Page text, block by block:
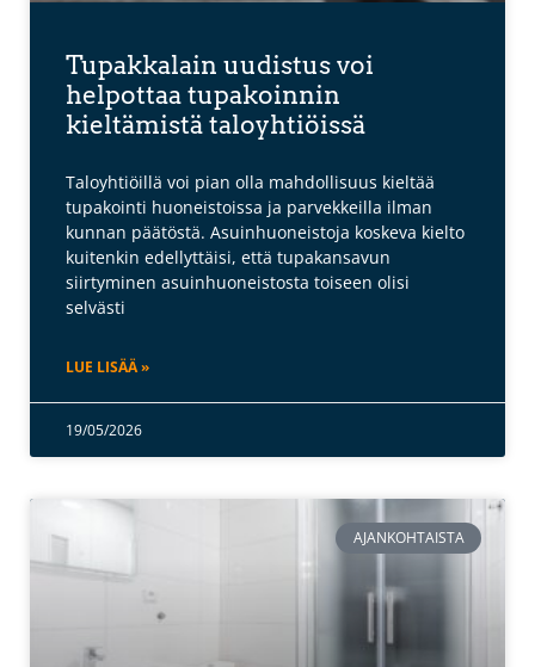
Tupakkalain uudistus voi
helpottaa tupakoinnin
kieltämistä taloyhtiöissä
Taloyhtiöillä voi pian olla mahdollisuus kieltää
tupakointi huoneistoissa ja parvekkeilla ilman
kunnan päätöstä. Asuinhuoneistoja koskeva kielto
kuitenkin edellyttäisi, että tupakansavun
siirtyminen asuinhuoneistosta toiseen olisi
selvästi
LUE LISÄÄ »
19/05/2026
AJANKOHTAISTA